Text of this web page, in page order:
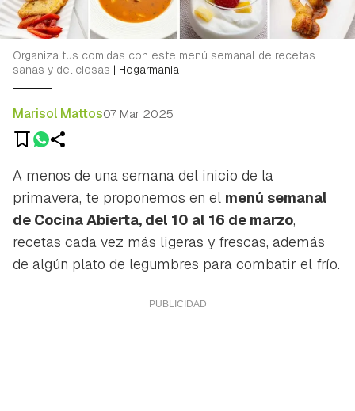
Organiza tus comidas con este menú semanal de recetas
sanas y deliciosas | Hogarmania
Marisol Mattos07 Mar 2025
A menos de una semana del inicio de la
primavera, te proponemos en el menú semanal
de Cocina Abierta, del 10 al 16 de marzo,
recetas cada vez más ligeras y frescas, además
de algún plato de legumbres para combatir el frío.